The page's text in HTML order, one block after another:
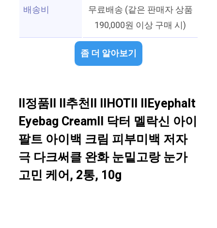
배송비
무료배송 (같은 판매자 상품
190,000원 이상 구매 시)
좀 더 알아보기
ll정품ll ll추천ll llHOTll llEyephalt
Eyebag Creamll 닥터 멜락신 아이
팔트 아이백 크림 피부미백 저자
극 다크써클 완화 눈밑고랑 눈가
고민 케어, 2통, 10g